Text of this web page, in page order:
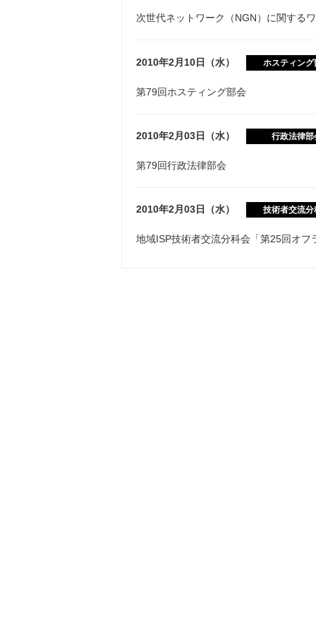
次世代ネットワーク（NGN）に関する
2010年2月10日（水） ホスティング
第79回ホスティング部会
2010年2月03日（水） 行政法律部
第79回行政法律部会
2010年2月03日（水） 技術者交流分
地域ISP技術者交流分科会「第25回オフ